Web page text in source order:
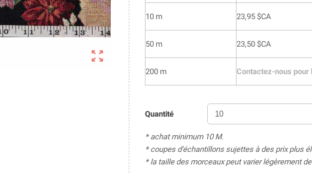

10 m 23,95 $CA
50 m 23,50 $CA
200 m Contactez-nous pour
Quantité
* achat minimum 10 M.
* coupes d'échantillons sujettes à des prix plus
* la taille des morceaux peut varier légèrement